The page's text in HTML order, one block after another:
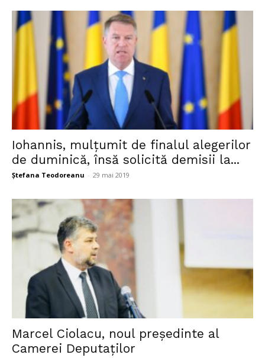
Iohannis, mulțumit de finalul alegerilor
de duminică, însă solicită demisii la...
Ștefana Teodoreanu - 29 mai 2019
Marcel Ciolacu, noul președinte al
Camerei Deputaților